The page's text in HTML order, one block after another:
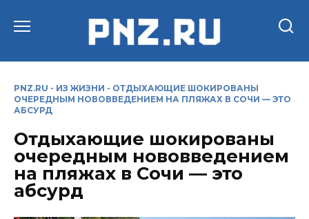
PNZ.RU - ИЗ ЖИЗНИ - ОТДЫХАЮЩИЕ ШОКИРОВАНЫ
ОЧЕРЕДНЫМ НОВОВВЕДЕНИЕМ НА ПЛЯЖАХ В СОЧИ — ЭТО
АБСУРД
Отдыхающие шокированы
очередным нововведением
на пляжах в Сочи — это
абсурд